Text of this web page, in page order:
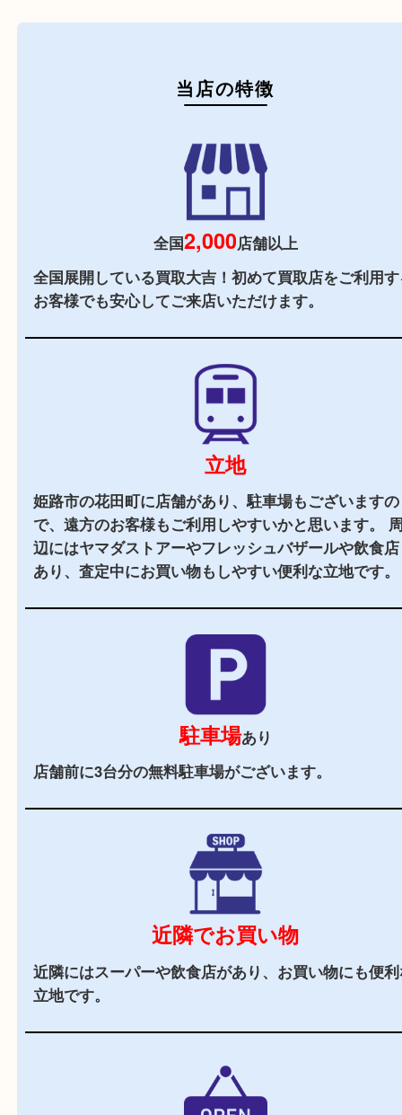
初めての方
当店の特徴
2,000
全国展開している買取大吉！初めて買取店をご
お客様でも安心してご来店いただけます。
立地
姫路市の花田町に店舗があり、駐車場もございま
で、遠方のお客様もご利用しやすいかと思います
あり、査定中にお買い物もしやすい便利な立地で